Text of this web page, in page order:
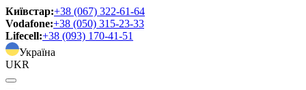
Київстар:+38 (067) 322-61-64
Vodafone:+38 (050) 315-23-33
Lifecell:+38 (093) 170-41-51
Україна
UKR